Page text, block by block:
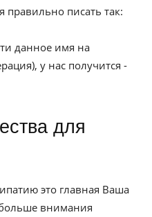
правильно писать так:
данное имя на
у нас получится -
это главная Ваша
больше внимания